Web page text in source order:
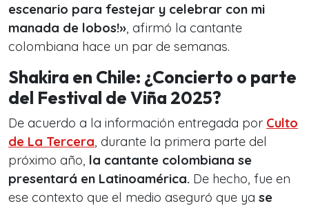
escenario para festejar y celebrar con mi
manada de lobos!», afirmó la cantante
colombiana hace un par de semanas.
Shakira en Chile: ¿Concierto o parte
del Festival de Viña 2025?
De acuerdo a la información entregada por Culto
de La Tercera, durante la primera parte del
próximo año, la cantante colombiana se
presentará en Latinoamérica. De hecho, fue en
ese contexto que el medio aseguró que ya se